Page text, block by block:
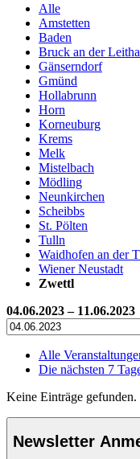
Alle
Amstetten
Baden
Bruck an der Leitha
Gänserndorf
Gmünd
Hollabrunn
Horn
Korneuburg
Krems
Melk
Mistelbach
Mödling
Neunkirchen
Scheibbs
St. Pölten
Tulln
Waidhofen an der
Wiener Neustadt
Zwettl
04.06.2023 – 11.06.2023
Alle
Die nächsten 7
Keine Einträge gefunden.
Newsletter